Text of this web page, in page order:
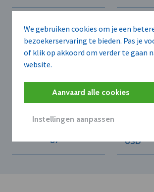
We gebruiken cookies om je een
bezoekerservaring te bieden. Pas je
of klik op akkoord om verder te gaan
website.
Aanvaard alle cookies
Instellingen aanpassen
ENERGYVISION N.V.
18.000
GRANT
BELGIUM
USD